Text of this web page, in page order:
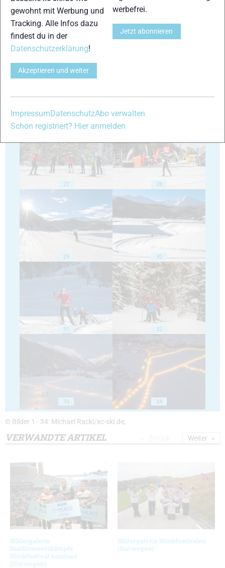
23 24
25
27 28
29 30
31 32
33 34
© Bilder 1 - 34: Michael Rackl/xc-ski.de;
VERWANDTE ARTIKEL
Bildergalerie
Biathlonwettkämpfe
Blinkfestival Sandnes
(Norwegen)
Bildergalerie Blinkfestivalen
(Norwegen)
Weiter
gewohnt mit Werbung und
Tracking. Alle Infos dazu
findest du in der
Datenschutzerklärung!
Akzeptieren und weiter
werbefrei.
Jetzt abonnieren
ImpressumDatenschutzAbo verwalten
Schon registriert? Hier anmelden